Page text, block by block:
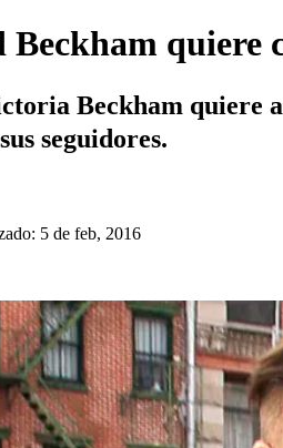
quiere
Beckham quiere
seguidores.
5 de feb, 2016